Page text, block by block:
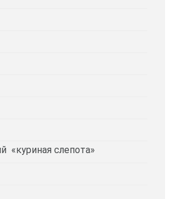
«куриная слепота»